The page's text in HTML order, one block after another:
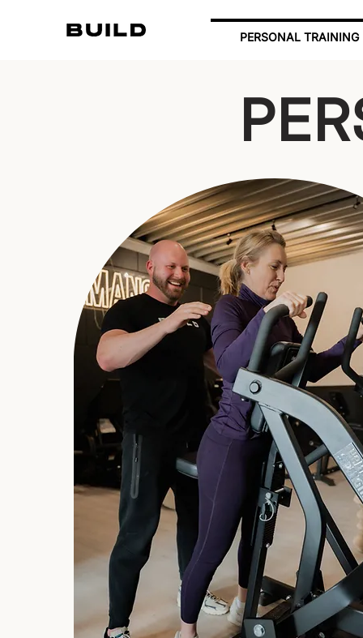
PERSONAL TRAINING